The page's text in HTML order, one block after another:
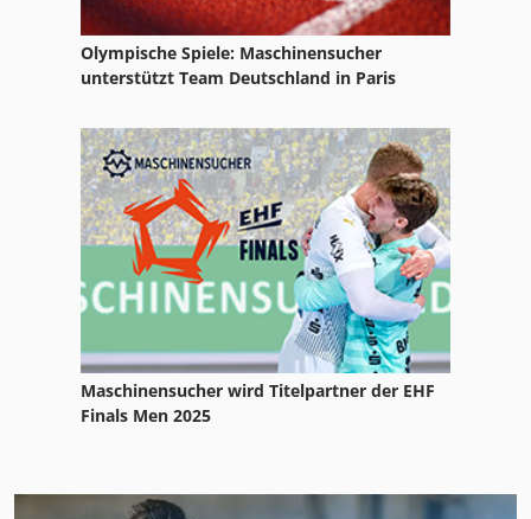
Olympische Spiele: Maschinensucher
unterstützt Team Deutschland in Paris
Maschinensucher wird Titelpartner der EHF
Finals Men 2025